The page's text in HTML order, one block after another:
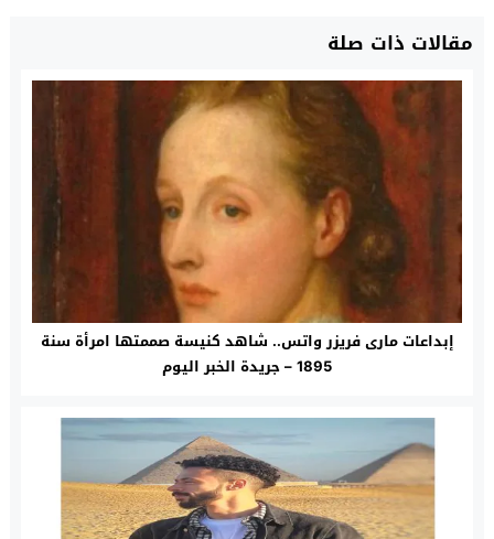
مقالات ذات صلة
إبداعات مارى فريزر واتس.. شاهد كنيسة صممتها امرأة سنة
1895 – جريدة الخبر اليوم